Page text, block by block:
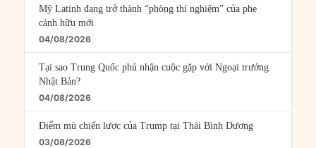
Mỹ Latinh đang trở thành “phòng thí nghiệm” của phe
cánh hữu mới
04/08/2026
Tại sao Trung Quốc phủ nhận cuộc gặp với Ngoại trưởng
Nhật Bản?
04/08/2026
Điểm mù chiến lược của Trump tại Thái Bình Dương
03/08/2026